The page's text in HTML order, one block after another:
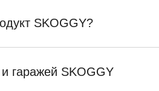
SKOGGY?
гаражей SKOGGY